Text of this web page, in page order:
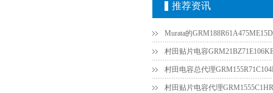
推荐资讯
Murata的
村田贴片电容
村田电容总代理
村田贴片电容代理